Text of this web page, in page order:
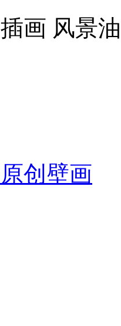
插画 风景
创壁画